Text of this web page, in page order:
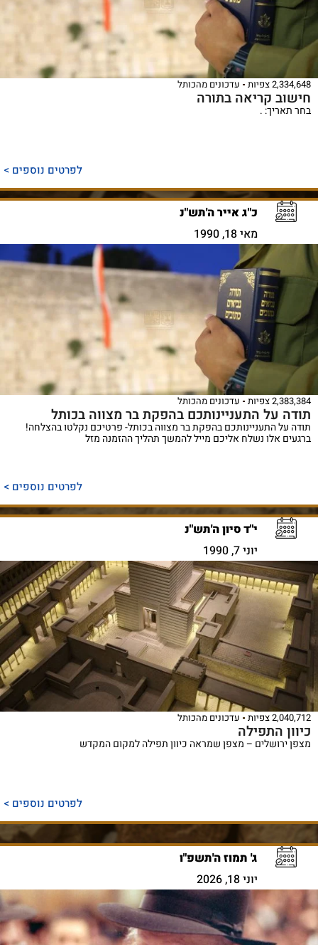
2,334,648 צפיות עדכונים מהכותל
חישוב קריאה בתורה
בחר תאריך: .
לפרטים נוספים >
כ"ג אייר ה'תש"נ
מאי 18, 1990
2,383,384 צפיות עדכונים מהכותל
תודה על התעניינותכם בהפקת בר מצווה בכותל
תודה על התעניינותכם בהפקת בר מצווה בכותל- פרטיכם נקלטו בהצלחה!
ברגעים אלו נשלח אליכם מייל להמשך תהליך ההזמנה מזל
לפרטים נוספים >
י"ד סיון ה'תש"נ
יוני 7, 1990
2,040,712 צפיות עדכונים מהכותל
כיוון התפילה
מצפן ירושלים – מצפן שמראה כיוון תפילה למקום המקדש
לפרטים נוספים >
ג' תמוז ה'תשפ"ו
יוני 18, 2026